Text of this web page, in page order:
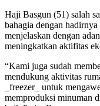
Haji Basgun (51) salah
bahagia dengan
menjelaskan dengan
meningkatkan aktifitas
“Kami juga sudah
mendukung aktivitas
_freezer_ untuk
memproduksi minuman